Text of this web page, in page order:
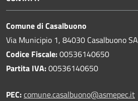
Comune di Casalbuono
Via Municipio 1, 84030 Casalbuono SA
Codice Fiscale:00536140650
Partita IVA:00536140650
PEC:comune.casalbuono@asmepec.it